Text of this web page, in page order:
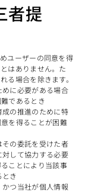
者提
ユーザーの同意を得
はありません。た
る場合を除きます。
に必要がある場合
であるとき
の推進のために特
を得ることが困難
の委託を受けた者
して協力する必要
ことにより当該事
き
つ当社が個人情報